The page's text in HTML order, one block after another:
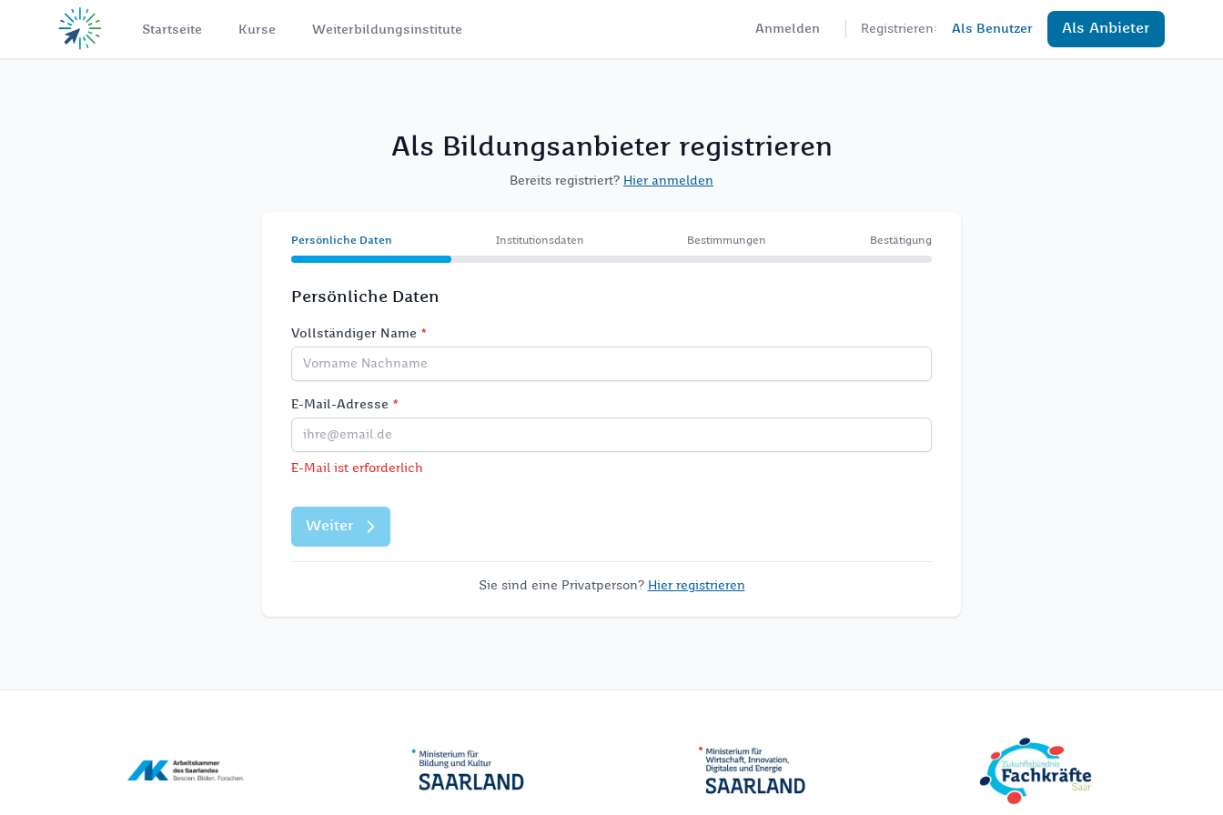
Zum Hauptinhalt springen
Startseite Kurse Weiterbildungsinstitute Anmelden Registrieren: Als Benutzer Als Anbieter
Als Bildungsanbieter registrieren
Bereits registriert? Hier anmelden
Persönliche Daten Institutionsdaten Bestimmungen Bestätigung
Persönliche Daten
Vollständiger Name *
E-Mail-Adresse *
E-Mail ist erforderlich
Weiter
Sie sind eine Privatperson? Hier registrieren